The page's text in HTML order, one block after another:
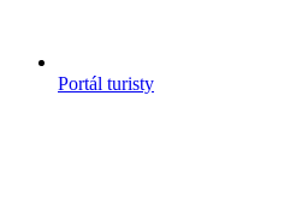
Portál turisty